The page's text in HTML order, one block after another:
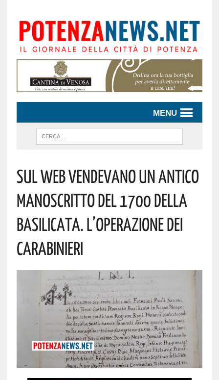
MENU
Sul Web Vendevano Un Antico
Manoscritto Del 1700 Della
Basilicata. L’operazione Dei
Carabinieri